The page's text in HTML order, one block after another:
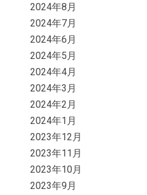
2024年8月
2024年7月
2024年6月
2024年5月
2024年4月
2024年3月
2024年2月
2024年1月
2023年12月
2023年11月
2023年10月
2023年9月